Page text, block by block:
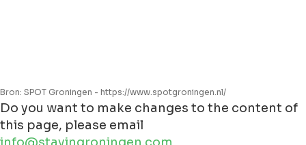
Bron: SPOT Groningen - https://www.spotgroningen.nl/
Do you want to make changes to the content of
this page, please email